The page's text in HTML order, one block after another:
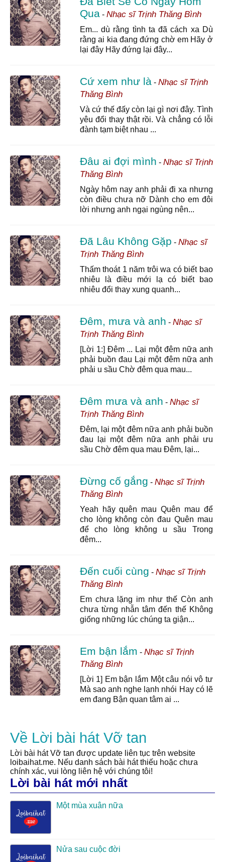
Qua- Nhạc sĩ Trịnh Thăng Bình
Em... dù rằng tình ta đã cách xa Dù
rằng ai kia đang đứng chờ em Hãy ở
lại đây Hãy đứng lại đây...
Cứ xem như là- Nhạc sĩ Trịnh
Thăng Bình
Và cứ thế đấy còn lại gì nơi đây. Tình
yêu đổi thay thật rồi. Và chẳng có lỗi
đành tạm biệt nhau ...
Đâu ai đợi mình - Nhạc sĩ Trịnh
Thăng Bình
Ngày hôm nay anh phải đi xa nhưng
còn điều chưa nỡ Dành cho em đôi
lời nhưng anh ngại ngùng nên...
Đã Lâu Không Gặp - Nhạc sĩ
Trịnh Thăng Bình
Thấm thoát 1 năm trôi wa có biết bao
nhiêu là điều mới lạ có biết bao
nhiêu đổi thay xung quanh...
Đêm, mưa và anh - Nhạc sĩ
Trịnh Thăng Bình
[Lời 1:] Đêm ... Lại một đêm nữa anh
phải buồn đau Lại một đêm nữa anh
phải u sầu Chờ đêm qua mau...
Đêm mưa và anh - Nhạc sĩ
Trịnh Thăng Bình
Đêm, lại một đêm nữa anh phải buồn
đau lại một đêm nữa anh phải ưu
sầu Chờ đêm qua mau Đêm, lại...
Đừng cố gắng - Nhạc sĩ Trịnh
Thăng Bình
Yeah hãy quên mau Quên mau để
cho lòng không còn đau Quên mau
để cho lòng không u sầu Trong
đêm...
Đến cuối cùng - Nhạc sĩ Trịnh
Thăng Bình
Em chưa lặng im như thế Còn anh
chưa từng nhẫn tâm đến thế Không
giống những lúc chúng ta giận...
Em bận lắm - Nhạc sĩ Trịnh
Thăng Bình
[Lời 1] Em bận lắm Một câu nói vô tư
Mà sao anh nghe lạnh nhói Hay có lẽ
em đang Bận quan tâm ai ...
Về Lời bài hát Vỡ tan
Lời bài hát Vỡ tan được update liên tục trên website
loibaihat.me. Nếu danh sách bài hát thiếu hoặc chưa
chính xác, vui lòng liên hệ với chúng tôi!
Lời bài hát mới nhất
Một mùa xuân nữa
Nửa sau cuộc đời